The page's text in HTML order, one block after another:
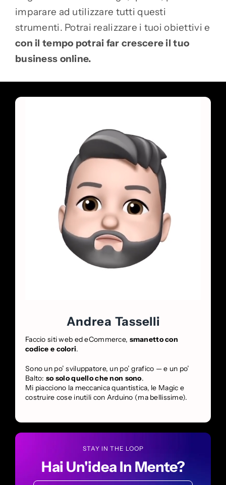
imparare ad utilizzare tutti questi
strumenti. Potrai realizzare i tuoi obiettivi e
con il tempo potrai far crescere il tuo
business online.
Andrea Tasselli
Faccio siti web ed eCommerce, smanetto con
codice e colori.
Sono un po’ sviluppatore, un po’ grafico — e un po’
Balto: so solo quello che non sono.
Mi piacciono la meccanica quantistica, le Magic e
costruire cose inutili con Arduino (ma bellissime).
STAY IN THE LOOP
Hai Un'idea In Mente?